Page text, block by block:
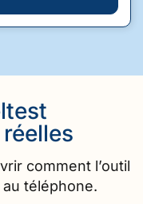
comment l’outil
téléphone.